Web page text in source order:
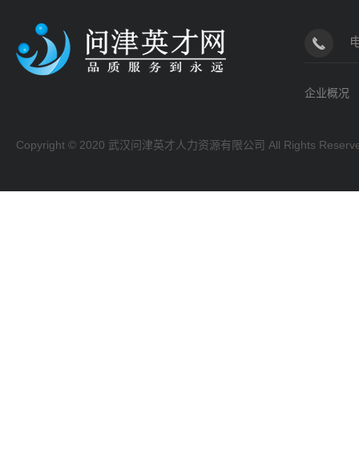
企业概况
Copyright © 2020 武汉问津英才人力资源有限公司 All Rights